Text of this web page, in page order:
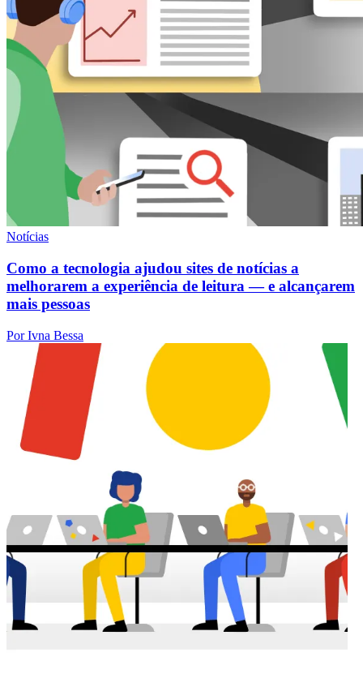
Notícias
Como a tecnologia ajudou sites de notícias a
melhorarem a experiência de leitura — e alcançarem
mais pessoas
Por Ivna Bessa